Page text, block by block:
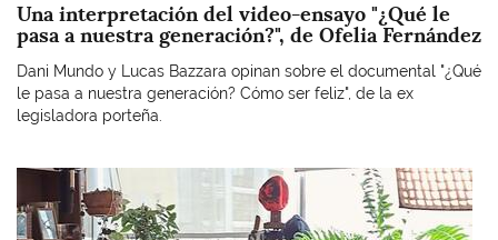
Una interpretación del video-ensayo "¿Qué le
pasa a nuestra generación?", de Ofelia Fernández
Dani Mundo y Lucas Bazzara opinan sobre el documental "¿Qué
le pasa a nuestra generación? Cómo ser feliz", de la ex
legisladora porteña.
Imagen